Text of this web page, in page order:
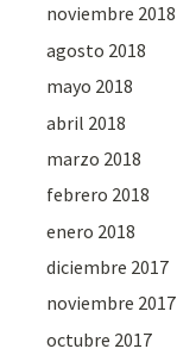
noviembre 2018
agosto 2018
mayo 2018
abril 2018
marzo 2018
febrero 2018
enero 2018
diciembre 2017
noviembre 2017
octubre 2017